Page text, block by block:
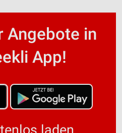
Angebote in
App!